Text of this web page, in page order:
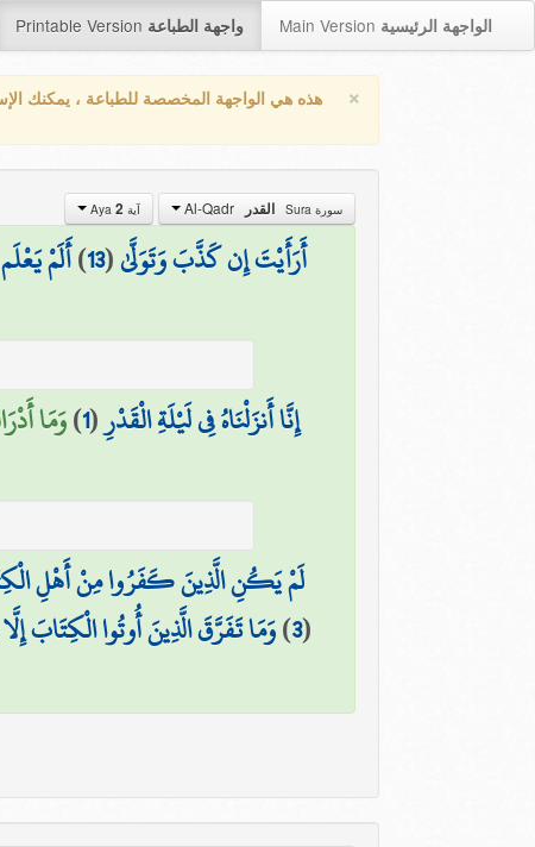
Printable Version واجهة الطباعة Main Version الواجهة الرئيسية
× هذه هي الواجهة المخصصة للطباعة ، يمكنك
سورة Sura القدر آية Aya 2
أَرَأَيْتَ إِن كَذَّبَ وَتَوَلَّىٰ(
13
)أَلَمْ
إِنَّا أَنزَلْنَاهُ فِي لَيْلَةِ الْقَدْرِ(
1
)وَمَا
لَمْ يَكُنِ الَّذِينَ كَفَرُوا مِنْ أَهْلِ
(
3
)وَمَا تَفَرَّقَ الَّذِينَ أُوتُوا الْكِتَابَ